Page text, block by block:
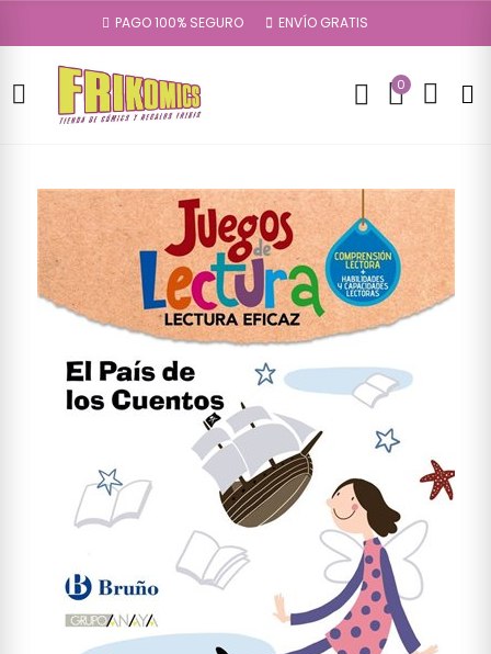
PAGO 100% SEGURO ENVÍO GRATIS
0